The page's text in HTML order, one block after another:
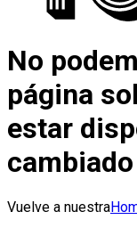
No
página
estar
Vuelve a nuestra